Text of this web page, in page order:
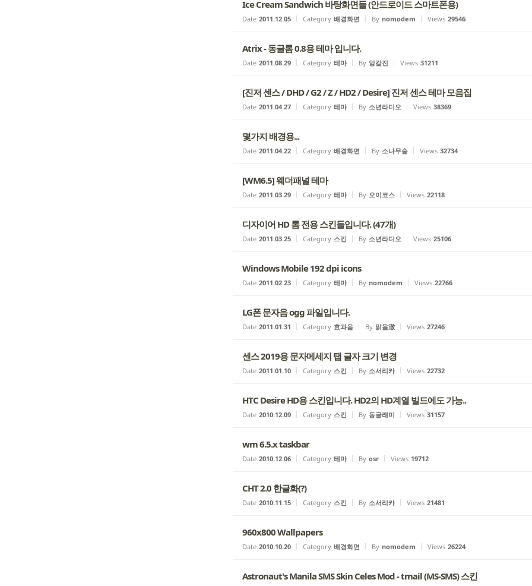
Ice Cream Sandwich 바탕화면들 (안드로이드 스마트폰용)
Date 2011.12.05 Category 배경화면 By nomodem Views 29546
Atrix - 동글롬 0.8용 테마 입니다.
Date 2011.08.29 Category 테마 By 앙칼진 Views 31211
[진저 센스 / DHD / G2 / Z / HD2 / Desire] 진저 센스 테마 모음집
Date 2011.04.27 Category 테마 By 소년라디오 Views 38369
몇가지 배경용...
Date 2011.04.22 Category 배경화면 By 소나무숲 Views 32734
[WM6.5] 웨더패널 테마
Date 2011.03.29 Category 테마 By 오이코스 Views 22118
디자이어 HD 롬 전용 스킨들입니다. (47개)
Date 2011.03.25 Category 스킨 By 소년라디오 Views 25106
Windows Mobile 192 dpi icons
Date 2011.02.23 Category 테마 By nomodem Views 22766
LG폰 문자음 ogg 파일입니다.
Date 2011.01.31 Category 효과음 By 맑을澈 Views 27246
센스 2019용 문자메세지 탭 글자 크기 변경
Date 2011.01.10 Category 스킨 By 소서리카 Views 22732
HTC Desire HD용 스킨입니다. HD2의 HD계열 빌드에도 가능..
Date 2010.12.09 Category 스킨 By 동글래미 Views 31157
wm 6.5.x taskbar
Date 2010.12.06 Category 테마 By osr Views 19712
CHT 2.0 한글화(?)
Date 2010.11.15 Category 스킨 By 소서리카 Views 21481
960x800 Wallpapers
Date 2010.10.20 Category 배경화면 By nomodem Views 26224
Astronaut's Manila SMS Skin Celes Mod - tmail (MS-SMS) 스킨